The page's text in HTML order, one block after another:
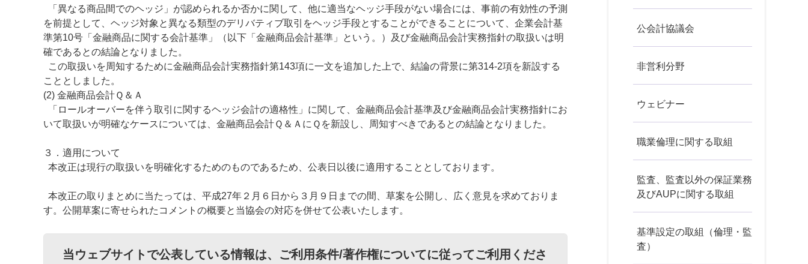
「異なる商品間でのヘッジ」が認められるか否かに関して、他に適当なヘッジ手段がない場合には、事前の有効性の予測
を前提として、ヘッジ対象と異なる類型のデリバティブ取引をヘッジ手段とすることができることについて、企業会計基
準第10号「金融商品に関する会計基準」（以下「金融商品会計基準」という。）及び金融商品会計実務指針の取扱いは明
確であるとの結論となりました。
この取扱いを周知するために金融商品会計実務指針第143項に一文を追加した上で、結論の背景に第314-2項を新設する
こととしました。
(2) 金融商品会計Ｑ＆Ａ
「ロールオーバーを伴う取引に関するヘッジ会計の適格性」に関して、金融商品会計基準及び金融商品会計実務指針にお
いて取扱いが明確なケースについては、金融商品会計Ｑ＆ＡにＱを新設し、周知すべきであるとの結論となりました。
３．適用について
本改正は現行の取扱いを明確化するためのものであるため、公表日以後に適用することとしております。
本改正の取りまとめに当たっては、平成27年２月６日から３月９日までの間、草案を公開し、広く意見を求めておりま
す。公開草案に寄せられたコメントの概要と当協会の対応を併せて公表いたします。
当ウェブサイトで公表している情報は、 ご利用条件/著作権についてに従ってご利用くださ
公会計協議会
非営利分野
ウェビナー
職業倫理に関する取組
監査、監査以外の保証業務
及びAUPに関する取組
基準設定の取組（倫理・監
査）